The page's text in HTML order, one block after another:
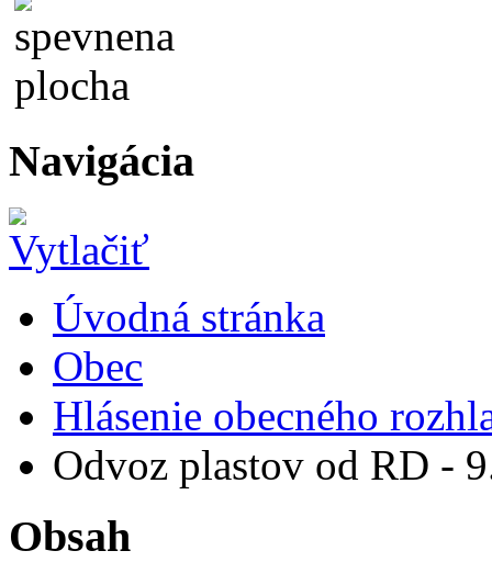
Navigácia
Úvodná stránka
Obec
Hlásenie obecného
Odvoz plastov od RD -
Obsah